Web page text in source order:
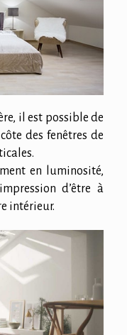
il est possible de
des fenêtres de
en luminosité,
d’être à
intérieur.